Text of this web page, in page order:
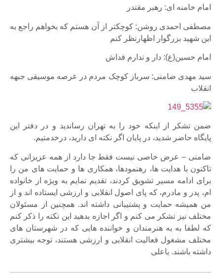
امام خامنه ای: رهبر مقتدر
مصطفی احمدی روشن: کوچکتر از آن هستم که بخواهم راجع به
این شهید بزرگوار اظهارنظر کنم
امام حسین(ع): دار و ندارم فداش
سید مهدی ضامنی: سرباز کوچک مردم در عرصه موسیقی جبهه
انقلاب
ضمن تشکر از اینکه خود را به تهران رساندید و در دفتر این
پایگاه حاضر شدید، در پایان اگر نکته ای دارید، درخدمتیم.
ضامنی – عرض خاصی نیست فقط جا دارد از همه عزیزانی که
تاکنون با هدایت ها، رهنمودها، همکاری ها و حمایت های من را
برای ادامه مسیر تشویق کردند، تقدیم نمایم به ویژه از خانواده
ام، پدر و مادرم، که پای اصول انقلابی و ارزشی ایستاده اند و از
من همیشه حمایت و پشتیبانی داشته اند. همچنین از مسئولان
مختلف نیز تشکر می کنم و اگر اجازه بدهید این نکته را ذکر کنم
که لطفا به به هنرمندان و خواننده هایی که در شهرستان های
مختلف مشغول فعالیت انقلابی و ارزشی هستند، توجه بیشتری
داشته باشند. یاعلی